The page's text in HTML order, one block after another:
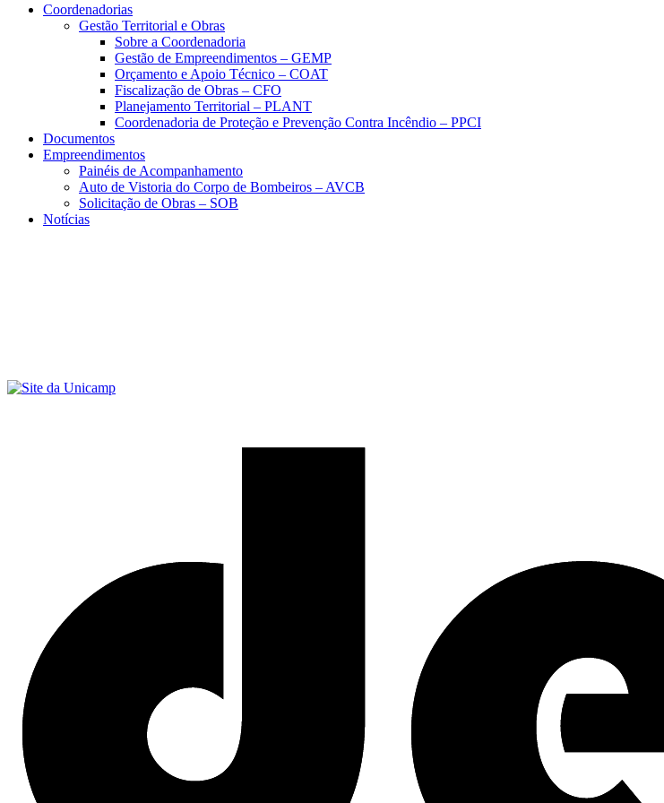
Coordenadorias
Gestão Territorial e Obras
Sobre a Coordenadoria
Gestão de Empreendimentos – GEMP
Orçamento e Apoio Técnico – COAT
Fiscalização de Obras – CFO
Planejamento Territorial – PLANT
Coordenadoria de Proteção e Prevenção Contra Incêndio – PPCI
Documentos
Empreendimentos
Painéis de Acompanhamento
Auto de Vistoria do Corpo de Bombeiros – AVCB
Solicitação de Obras – SOB
Notícias